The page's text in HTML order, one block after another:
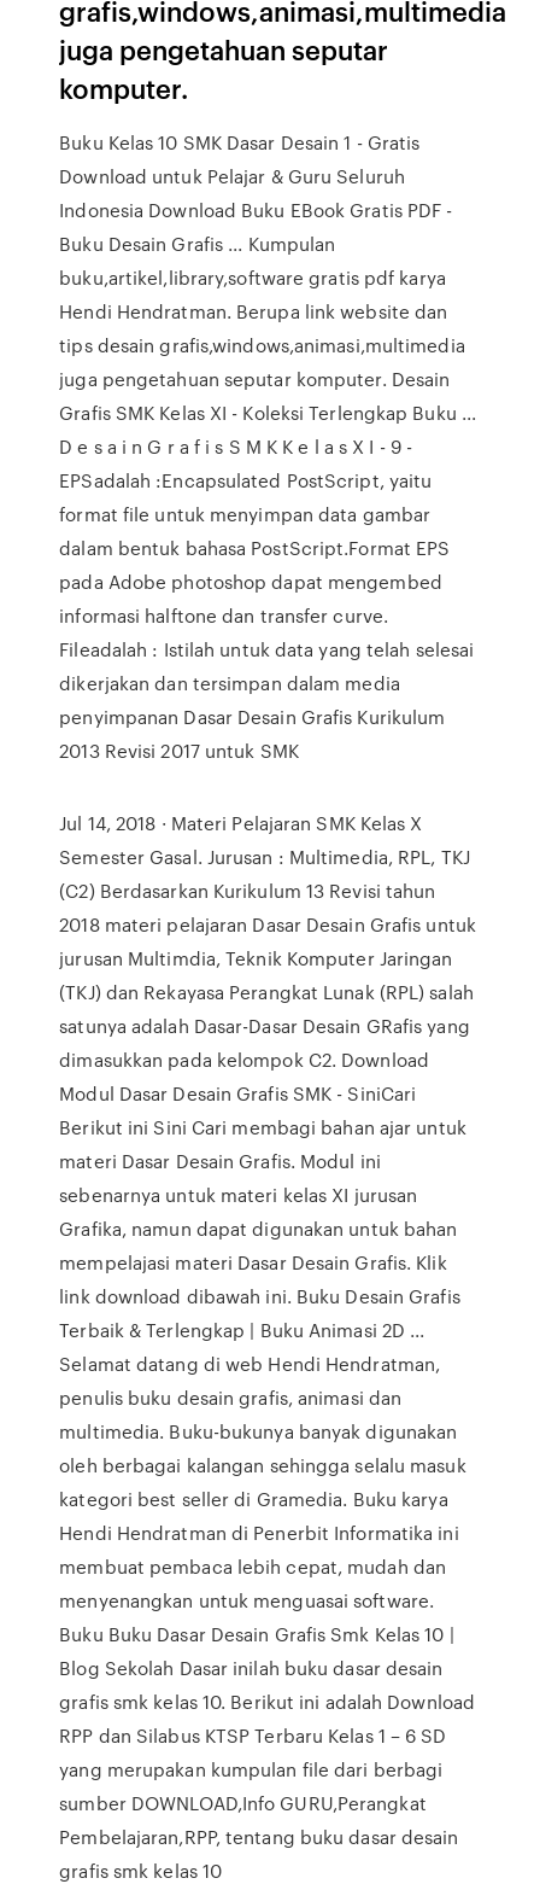
grafis,windows,animasi,multimedia
juga pengetahuan seputar
komputer.
Buku Kelas 10 SMK Dasar Desain 1 - Gratis
Download untuk Pelajar & Guru Seluruh
Indonesia Download Buku EBook Gratis PDF -
Buku Desain Grafis ... Kumpulan
buku,artikel,library,software gratis pdf karya
Hendi Hendratman. Berupa link website dan
tips desain grafis,windows,animasi,multimedia
juga pengetahuan seputar komputer. Desain
Grafis SMK Kelas XI - Koleksi Terlengkap Buku ...
D e s a i n G r a f i s S M K K e l a s X I - 9 -
EPSadalah :Encapsulated PostScript, yaitu
format file untuk menyimpan data gambar
dalam bentuk bahasa PostScript.Format EPS
pada Adobe photoshop dapat mengembed
informasi halftone dan transfer curve.
Fileadalah : Istilah untuk data yang telah selesai
dikerjakan dan tersimpan dalam media
penyimpanan Dasar Desain Grafis Kurikulum
2013 Revisi 2017 untuk SMK
Jul 14, 2018 · Materi Pelajaran SMK Kelas X
Semester Gasal. Jurusan : Multimedia, RPL, TKJ
(C2) Berdasarkan Kurikulum 13 Revisi tahun
2018 materi pelajaran Dasar Desain Grafis untuk
jurusan Multimdia, Teknik Komputer Jaringan
(TKJ) dan Rekayasa Perangkat Lunak (RPL) salah
satunya adalah Dasar-Dasar Desain GRafis yang
dimasukkan pada kelompok C2. Download
Modul Dasar Desain Grafis SMK - SiniCari
Berikut ini Sini Cari membagi bahan ajar untuk
materi Dasar Desain Grafis. Modul ini
sebenarnya untuk materi kelas XI jurusan
Grafika, namun dapat digunakan untuk bahan
mempelajasi materi Dasar Desain Grafis. Klik
link download dibawah ini. Buku Desain Grafis
Terbaik & Terlengkap | Buku Animasi 2D ...
Selamat datang di web Hendi Hendratman,
penulis buku desain grafis, animasi dan
multimedia. Buku-bukunya banyak digunakan
oleh berbagai kalangan sehingga selalu masuk
kategori best seller di Gramedia. Buku karya
Hendi Hendratman di Penerbit Informatika ini
membuat pembaca lebih cepat, mudah dan
menyenangkan untuk menguasai software.
Buku Buku Dasar Desain Grafis Smk Kelas 10 |
Blog Sekolah Dasar inilah buku dasar desain
grafis smk kelas 10. Berikut ini adalah Download
RPP dan Silabus KTSP Terbaru Kelas 1 – 6 SD
yang merupakan kumpulan file dari berbagi
sumber DOWNLOAD,Info GURU,Perangkat
Pembelajaran,RPP, tentang buku dasar desain
grafis smk kelas 10